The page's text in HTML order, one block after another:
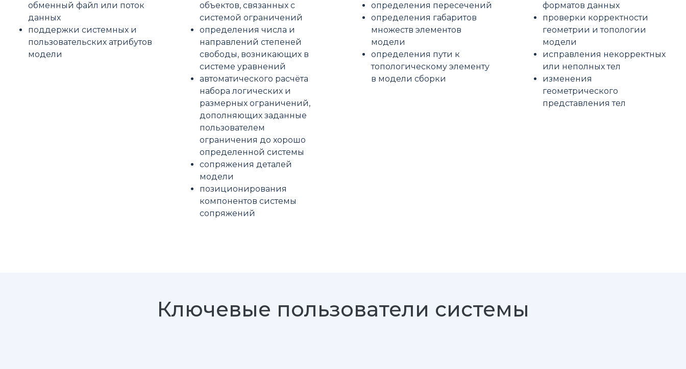
обменный файл или поток
данных
поддержки системных и
пользовательских атрибутов
модели
объектов, связанных с
системой ограничений
определения числа и
направлений степеней
свободы, возникающих в
системе уравнений
автоматического расчёта
набора логических и
размерных ограничений,
дополняющих заданные
пользователем
ограничения до хорошо
определенной системы
сопряжения деталей
модели
позиционирования
компонентов системы
сопряжений
определения пересечений
определения габаритов
множеств элементов
модели
определения пути к
топологическому элементу
в модели сборки
форматов данных
проверки корректности
геометрии и топологии
модели
исправления некорректных
или неполных тел
изменения
геометрического
представления тел
Ключевые пользователи системы